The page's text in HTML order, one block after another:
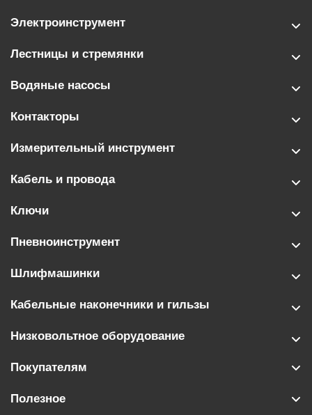
Электроинструмент
Лестницы и стремянки
Водяные насосы
Контакторы
Измерительный инструмент
Кабель и провода
Ключи
Пневноинструмент
Шлифмашинки
Кабельные наконечники и гильзы
Низковольтное оборудование
Покупателям
Полезное